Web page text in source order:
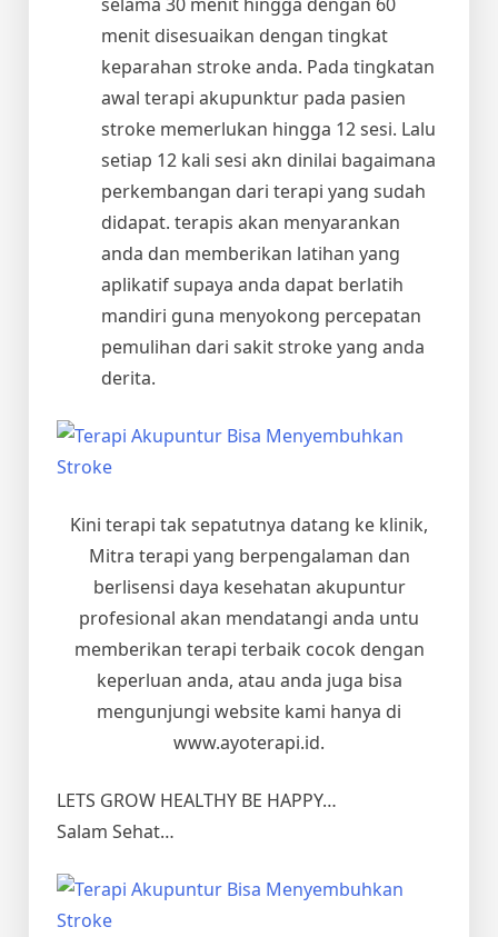
menit disesuaikan dengan tingkat
keparahan stroke anda. Pada tingkatan
awal terapi akupunktur pada pasien
stroke memerlukan hingga 12 sesi. Lalu
setiap 12 kali sesi akn dinilai bagaimana
perkembangan dari terapi yang sudah
didapat. terapis akan menyarankan
anda dan memberikan latihan yang
aplikatif supaya anda dapat berlatih
mandiri guna menyokong percepatan
pemulihan dari sakit stroke yang anda
derita.
Kini terapi tak sepatutnya datang ke klinik,
Mitra terapi yang berpengalaman dan
berlisensi daya kesehatan akupuntur
profesional akan mendatangi anda untu
memberikan terapi terbaik cocok dengan
keperluan anda, atau anda juga bisa
mengunjungi website kami hanya di
www.ayoterapi.id.
LETS GROW HEALTHY BE HAPPY…
Salam Sehat…